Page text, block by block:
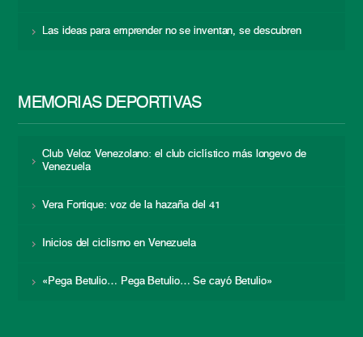
Las ideas para emprender no se inventan, se descubren
MEMORIAS DEPORTIVAS
Club Veloz Venezolano: el club ciclístico más longevo de
Venezuela
Vera Fortique: voz de la hazaña del 41
Inicios del ciclismo en Venezuela
«Pega Betulio… Pega Betulio… Se cayó Betulio»